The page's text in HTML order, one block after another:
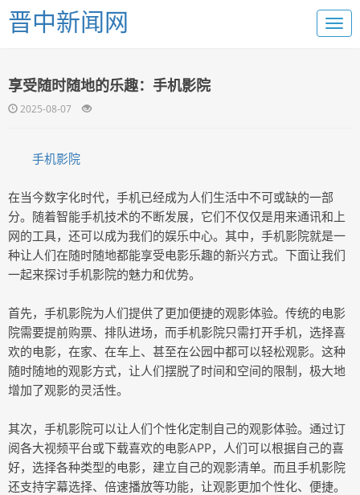
晋中新闻网
享受随时随地的乐趣：手机影院
2025-08-07
手机影院
在当今数字化时代，手机已经成为人们生活中不可或缺的一部
分。随着智能手机技术的不断发展，它们不仅仅是用来通讯和上
网的工具，还可以成为我们的娱乐中心。其中，手机影院就是一
种让人们在随时随地都能享受电影乐趣的新兴方式。下面让我们
一起来探讨手机影院的魅力和优势。
首先，手机影院为人们提供了更加便捷的观影体验。传统的电影
院需要提前购票、排队进场，而手机影院只需打开手机，选择喜
欢的电影，在家、在车上、甚至在公园中都可以轻松观影。这种
随时随地的观影方式，让人们摆脱了时间和空间的限制，极大地
增加了观影的灵活性。
其次，手机影院可以让人们个性化定制自己的观影体验。通过订
阅各大视频平台或下载喜欢的电影APP，人们可以根据自己的喜
好，选择各种类型的电影，建立自己的观影清单。而且手机影院
还支持字幕选择、倍速播放等功能，让观影更加个性化、便捷。